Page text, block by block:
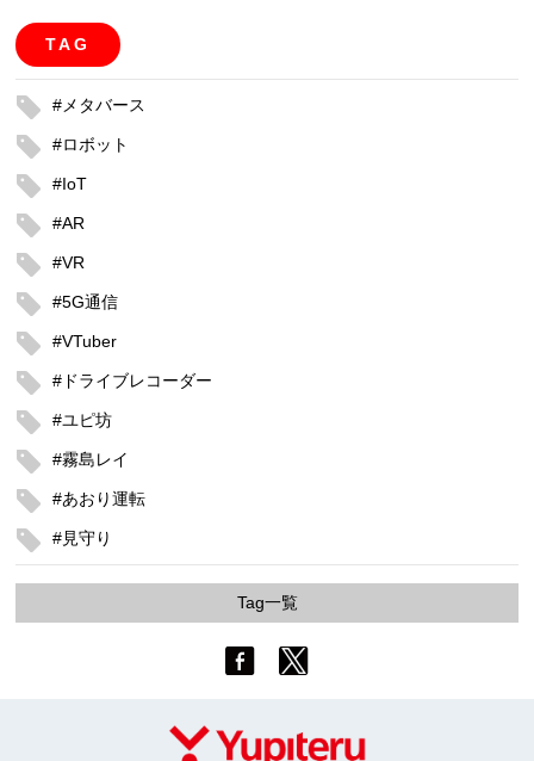
TAG
#メタバース
#ロボット
#IoT
#AR
#VR
#5G通信
#VTuber
#ドライブレコーダー
#ユピ坊
#霧島レイ
#あおり運転
#見守り
Tag一覧